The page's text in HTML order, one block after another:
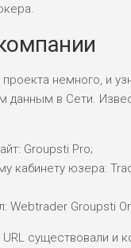
немного, и
данным в Сети.
Groupsti Pro;
кабинету юзера:
Webtrader Groupsti
URL существовали и